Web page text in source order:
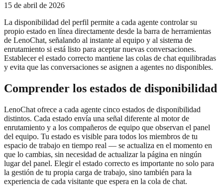
15 de abril de 2026
La disponibilidad del perfil permite a cada agente controlar su
propio estado en línea directamente desde la barra de herramientas
de LenoChat, señalando al instante al equipo y al sistema de
enrutamiento si está listo para aceptar nuevas conversaciones.
Establecer el estado correcto mantiene las colas de chat equilibradas
y evita que las conversaciones se asignen a agentes no disponibles.
Comprender los estados de disponibilidad
LenoChat ofrece a cada agente cinco estados de disponibilidad
distintos. Cada estado envía una señal diferente al motor de
enrutamiento y a los compañeros de equipo que observan el panel
del equipo. Tu estado es visible para todos los miembros de tu
espacio de trabajo en tiempo real — se actualiza en el momento en
que lo cambias, sin necesidad de actualizar la página en ningún
lugar del panel. Elegir el estado correcto es importante no solo para
la gestión de tu propia carga de trabajo, sino también para la
experiencia de cada visitante que espera en la cola de chat.